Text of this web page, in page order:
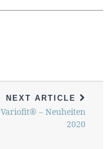
NEXT ARTICLE
Variofit® – Neuheiten
2020